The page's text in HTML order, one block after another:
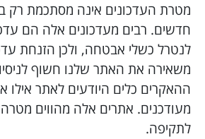
מטרת העדכונים אינה מסתכמת רק
חדשים. רבים מעדכונים אלה הם
לנטרל כשלי אבטחה, ולכן הזנחת
משאירה את האתר שלנו חשוף
ההאקרים כלים היודעים לאתר אילו
מעודכנים. אתרים אלה מהווים
לתקיפה.